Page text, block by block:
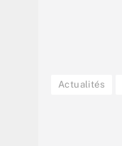
Actualités